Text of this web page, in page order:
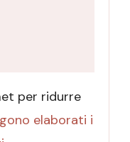
per ridurre
elaborati i